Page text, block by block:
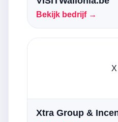
Bekijk bedrijf →
X
Xtra Group &